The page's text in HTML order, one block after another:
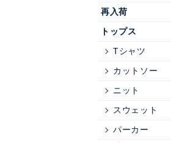
再入荷
トップス
Tシャツ
カットソー
ニット
スウェット
パーカー